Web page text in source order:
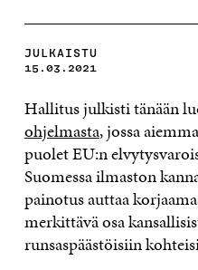
JULKAISTU
15.03.2021
Hallitus julkisti tänään
ohjelmasta, jossa
puolet EU:n
Suomessa ilmaston
painotus auttaa
merkittävä osa
runsaspäästöisiin